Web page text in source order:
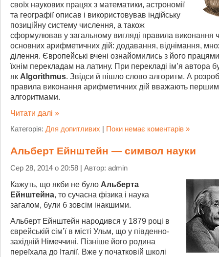
своїх наукових працях з математики, астрономії
та географії описав і використовував індійську
позиційну систему числення, а також
сформулював у загальному вигляді правила виконання
основних арифметичних дій: додавання, віднімання,
ділення. Європейські вчені ознайомились з його
їхнім перекладам на латину. При перекладі ім’я автора
як Algorithmus. Звідси й пішло слово алгоритм. А
правила виконання арифметичних дій вважають
алгоритмами.
Читати далі »
Категорія: Для допитливих Поки немає коментарів »
Альберт Ейнштейн — символ науки
Сер 28, 2014 о 20:58 | Автор: admin
Кажуть, що якби не було Альберта
Ейнштейна, то сучасна фізика і наука
загалом, були б зовсім інакшими.
Альберт Ейнштейн народився у 1879 році в
єврейській сім’ї в місті Ульм, що у південно-
західній Німеччині. Пізніше його родина
переїхала до Італії. Вже у початковій школі